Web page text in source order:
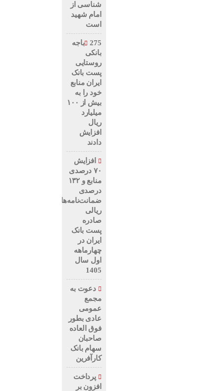
شناسی از
امام شهید
است
275باجه
بانکی
روستایی
پست بانک
ایران منابع
خود را به
بیش از ۱۰۰
میلیارد
ریال
افزایش
دادند
افزایش
۷۰ درصدی
منابع و ۱۳۲
درصدی
ضمانت‌نامه‌های
ریالی
صادره
پست بانک
ایران در
چهارماهه
اول سال
1405
دعوت به
مجمع
عمومی
عادی بطور
فوق العاده
صاحبان
سهام بانک
کارآفرین
پرداخت
افزون بر